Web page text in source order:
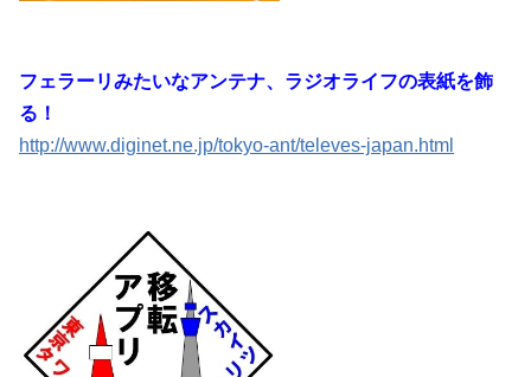
フェラーリみたいなアンテナ、ラジオライフの表紙を飾
る！
http://www.diginet.ne.jp/tokyo-ant/televes-japan.html